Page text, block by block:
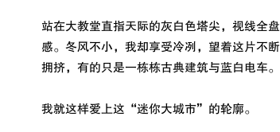
站在大教堂直指天际的灰白色塔尖，视线全
感。冬风不小，我却享受冷冽，望着这片不
拥挤，有的只是一栋栋古典建筑与蓝白电车。
我就这样爱上这“迷你大城市”的轮廓。